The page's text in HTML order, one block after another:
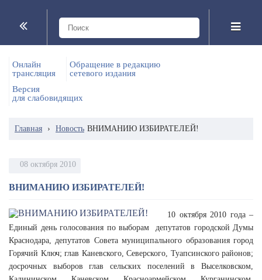
Онлайн
трансляция
Обращение в редакцию
сетевого издания
Версия
для слабовидящих
Главная › Новость ВНИМАНИЮ ИЗБИРАТЕЛЕЙ!
08 октября 2010
ВНИМАНИЮ ИЗБИРАТЕЛЕЙ!
10 октября 2010 года –
Единый день голосования по выборам депутатов городской Думы
Краснодара, депутатов Совета муниципального образования город
Горячий Ключ; глав Каневского, Северского, Туапсинского районов;
досрочных выборов глав сельских поселений в Выселковском,